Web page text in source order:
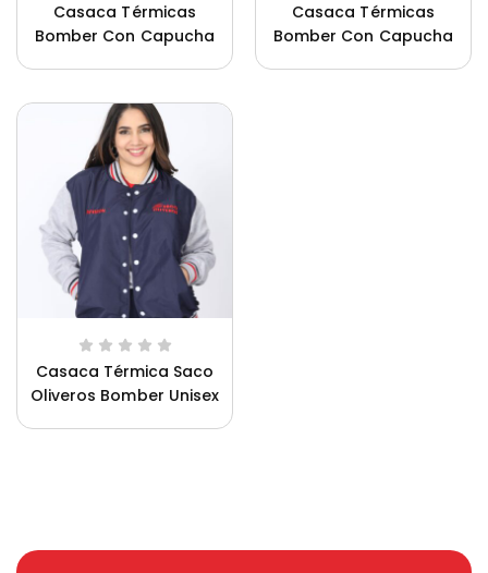
Uniforme Innova Schools Unisex
Casaca Térmicas
Bomber Con Capucha
Casaca Térmicas
Bomber Con Capucha
Casaca Térmica Saco
Oliveros Bomber Unisex